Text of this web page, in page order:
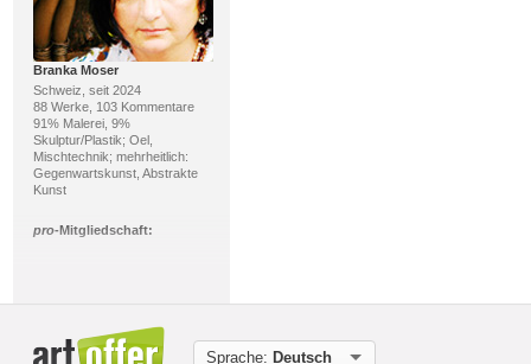
Branka Moser
Schweiz, seit 2024
88 Werke, 103 Kommentare
91% Malerei, 9%
Skulptur/Plastik; Oel,
Mischtechnik; mehrheitlich:
Gegenwartskunst, Abstrakte
Kunst
pro-Mitgliedschaft:
Sprache: Deutsch